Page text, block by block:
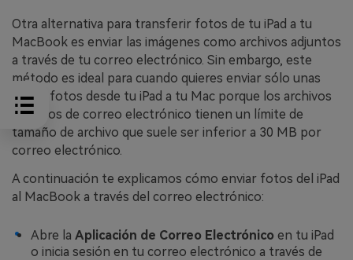
Otra alternativa para transferir fotos de tu iPad a tu
MacBook es enviar las imágenes como archivos adjuntos
a través de tu correo electrónico. Sin embargo, este
método es ideal para cuando quieres enviar sólo unas
pocas fotos desde tu iPad a tu Mac porque los archivos
adjuntos de correo electrónico tienen un límite de
tamaño de archivo que suele ser inferior a 30 MB por
correo electrónico.
A continuación te explicamos cómo enviar fotos del iPad
al MacBook a través del correo electrónico:
Abre la Aplicación de Correo Electrónico en tu iPad
o inicia sesión en tu correo electrónico a través de